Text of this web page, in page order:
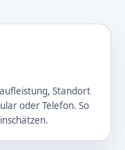
Standort
oder Telefon. So